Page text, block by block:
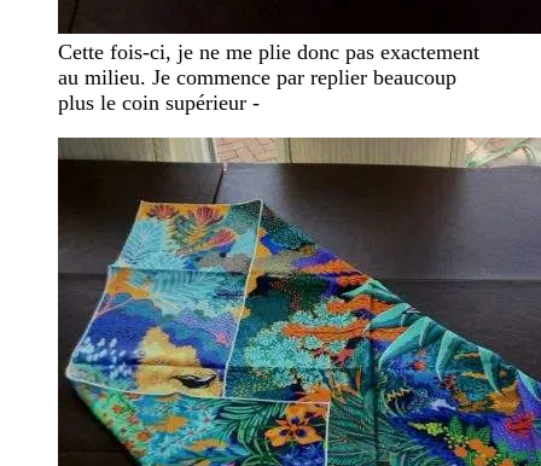
Cette fois-ci, je ne me plie donc pas exactement
au milieu. Je commence par replier beaucoup
plus le coin supérieur -